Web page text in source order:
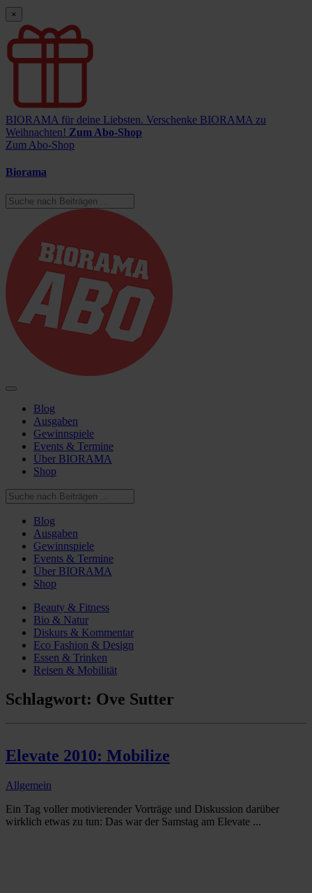
×
BIORAMA für deine Liebsten. Verschenke BIORAMA zu
Weihnachten! Zum Abo-Shop
Zum Abo-Shop
Biorama
Blog
Ausgaben
Gewinnspiele
Events & Termine
Über BIORAMA
Shop
Blog
Ausgaben
Gewinnspiele
Events & Termine
Über BIORAMA
Shop
Beauty & Fitness
Bio & Natur
Diskurs & Kommentar
Eco Fashion & Design
Essen & Trinken
Reisen & Mobilität
Schlagwort: Ove Sutter
Elevate 2010: Mobilize
Allgemein
Ein Tag voller motivierender Vorträge und Diskussion darüber
wirklich etwas zu tun: Das war der Samstag am Elevate ...